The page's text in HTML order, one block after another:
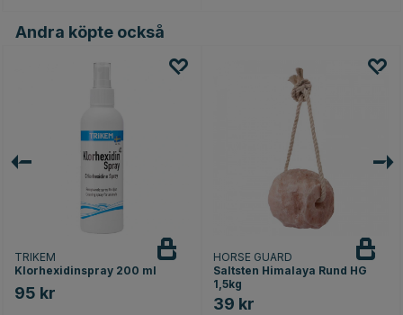
Andra köpte också
TRIKEM
Klorhexidinspray 200 ml
95 kr
HORSE GUARD
Saltsten Himalaya Rund HG
1,5kg
39 kr